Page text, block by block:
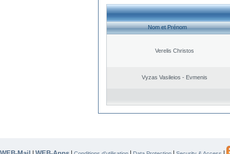
Nom et Prénom
Verelis Christos
Vyzas Vasileios - Evmenis
| | | | |